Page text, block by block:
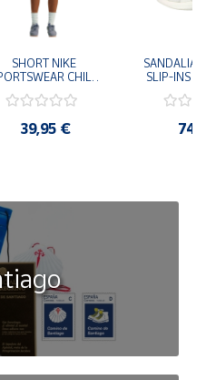
SHORT NIKE
CHILL
006 PANTALONES
39,95 €
SANDALIAS
SLIP-INS